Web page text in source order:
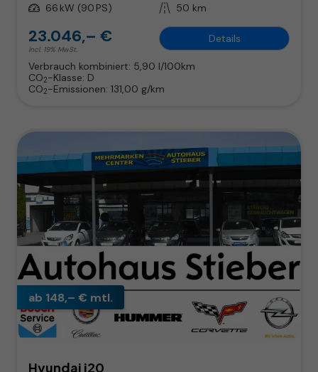
Leistung 66 kW (90 PS) Kilometerstand 50 km
23.046,– €
incl. 19% MwSt.
Details
Verbrauch kombiniert: 5,90 l/100km
CO2-Klasse: D
CO2-Emissionen: 131,00 g/km
ab 148,– € mtl.
Hyundai i20